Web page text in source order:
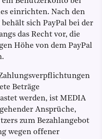
einrichten. Nach den
sich PayPal bei der
das Recht vor, die
Höhe von dem PayPal
Beträge
werden, ist MEDIA
Ansprüche,
zum Bezahlangebot
wegen offener